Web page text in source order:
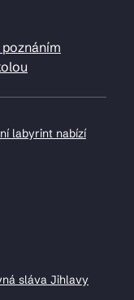
labyrint nabízí
sláva Jihlavy